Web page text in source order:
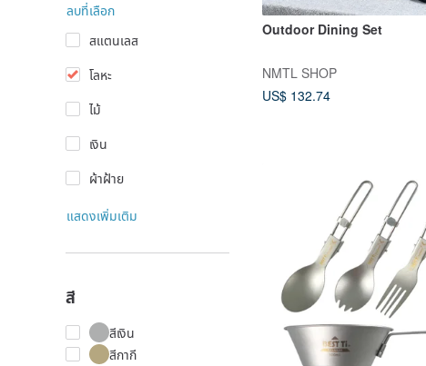
ลบที่เลือก
สแตนเลส
โลหะ
ไม้
เงิน
ผ้าฝ้าย
แสดงเพิ่มเติม
สี
สีเงิน
สีกากี
Outdoor Dining Set
NMTL SHOP
US$ 132.74